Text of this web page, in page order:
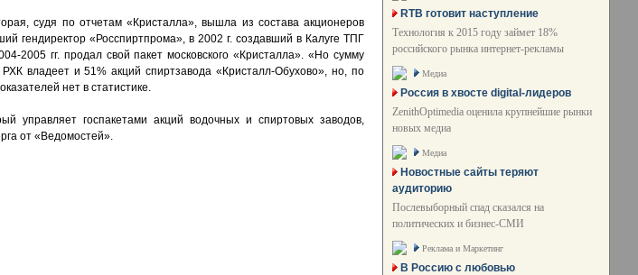
судя по отчетам «Кристалла», вышла из состава акционеров
гендиректор «Росспиртпрома», в 2002 г. создавший в Калуге ТПГ
2005 гг. продал свой пакет московского «Кристалла». «Но сумму
владеет и 51% акций спиртзавода «Кристалл-Обухово», но, по
нет в статистике.
управляет госпакетами акций водочных и спиртовых заводов,
от «Ведомостей».
RTB готовит наступление
Технология к 2015 году займет 18%
российского рынка интернет-рекламы
Медиа
Россия в хвосте digital-лидеров
ZenithOptimedia оценила крупнейшие рынки
новых медиа
Медиа
Новостные сайты теряют
аудиторию
Послевыборный спад сказался на
политических и бизнес-СМИ
Реклама и Маркетинг
В Россию с любовью